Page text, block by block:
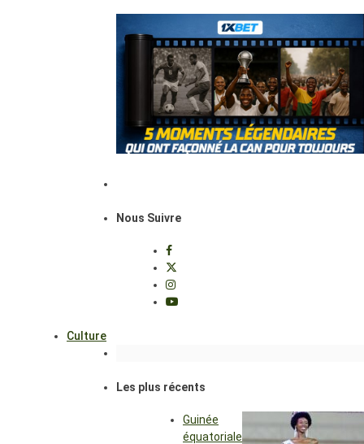
Nous Suivre
Culture
Les plus récents
Guinée
équatoriale